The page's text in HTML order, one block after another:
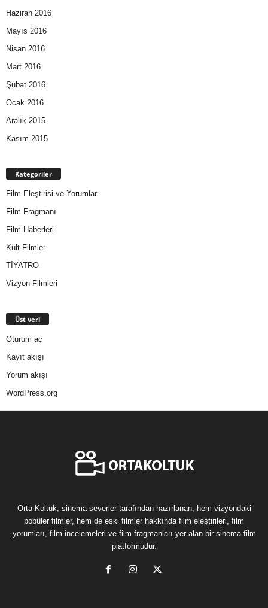
Haziran 2016
Mayıs 2016
Nisan 2016
Mart 2016
Şubat 2016
Ocak 2016
Aralık 2015
Kasım 2015
Kategoriler
Film Eleştirisi ve Yorumlar
Film Fragmanı
Film Haberleri
Kült Filmler
TİYATRO
Vizyon Filmleri
Üst veri
Oturum aç
Kayıt akışı
Yorum akışı
WordPress.org
Orta Koltuk, sinema severler tarafından hazırlanan, hem vizyondaki
popüler filmler, hem de eski filmler hakkında film eleştirileri, film
yorumları, film incelemeleri ve film fragmanları yer alan bir sinema film
platformudur.